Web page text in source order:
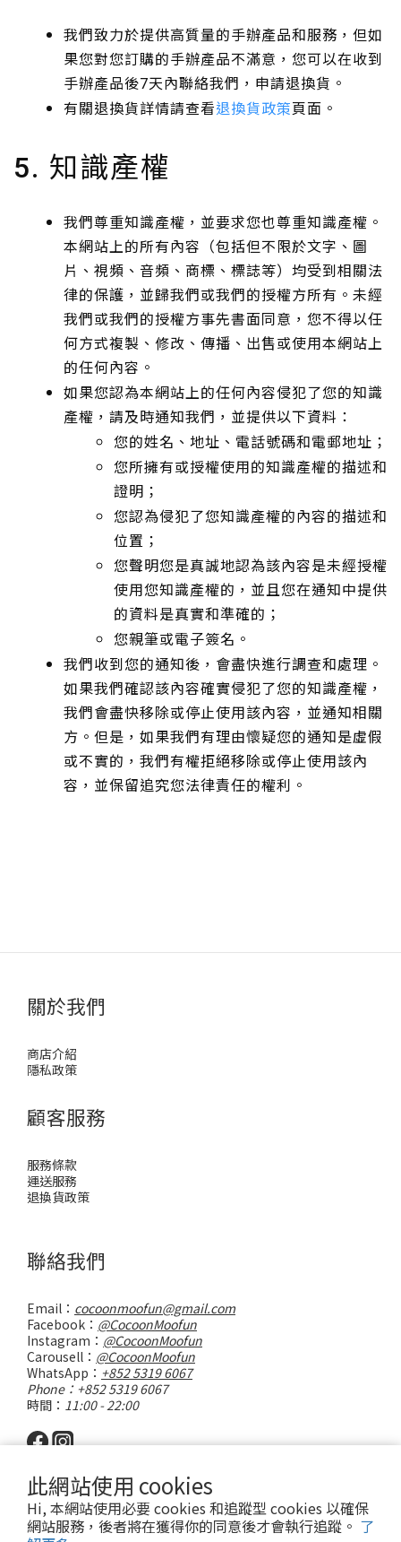
此網站使用 cookies
Hi, 本網站使用必要 cookies 和追蹤型 cookies 以確保
網站服務，後者將在獲得你的同意後才會執行追蹤。 了
我們致力於提供高質量的手辦產品和服務，但如
果您對您訂購的手辦產品不滿意，您可以在收到
手辦產品後7天內聯絡我們，申請退換貨。
有關退換貨詳情請查看退換貨政策頁面。
5. 知識產權
我們尊重知識產權，並要求您也尊重知識產權。
本網站上的所有內容（包括但不限於文字、圖
片、視頻、音頻、商標、標誌等）均受到相關法
律的保護，並歸我們或我們的授權方所有。未經
我們或我們的授權方事先書面同意，您不得以任
何方式複製、修改、傳播、出售或使用本網站上
的任何內容。
如果您認為本網站上的任何內容侵犯了您的知識
產權，請及時通知我們，並提供以下資料：
您的姓名、地址、電話號碼和電郵地址；
您所擁有或授權使用的知識產權的描述和
證明；
您認為侵犯了您知識產權的內容的描述和
位置；
您聲明您是真誠地認為該內容是未經授權
使用您知識產權的，並且您在通知中提供
的資料是真實和準確的；
您親筆或電子簽名。
我們收到您的通知後，會盡快進行調查和處理。
如果我們確認該內容確實侵犯了您的知識產權，
我們會盡快移除或停止使用該內容，並通知相關
方。但是，如果我們有理由懷疑您的通知是虛假
或不實的，我們有權拒絕移除或停止使用該內
容，並保留追究您法律責任的權利。
關於我們
商店介紹
隱私政策
顧客服務
服務條款
運送服務
退換貨政策
聯絡我們
Email： cocoonmoofun@gmail.com
Facebook： @CocoonMoofun
Instagram： @CocoonMoofun
Carousell： @CocoonMoofun
WhatsApp： +852 5319 6067
Phone：+852 5319 6067
時間： 11:00 - 22:00